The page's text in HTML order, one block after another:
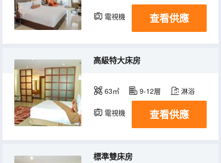
電視機 查看供應
高級特大床房
63㎡ 9-12層 淋浴
電視機 冰箱
查看供應
標準雙床房